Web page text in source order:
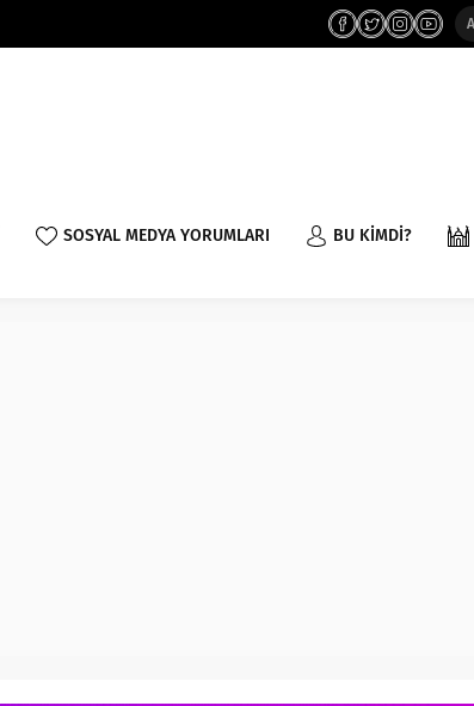
SOSYAL MEDYA YORUMLARI BU KİMDİ?